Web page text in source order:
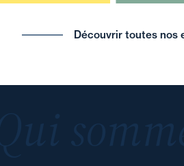
Découvrir toutes nos